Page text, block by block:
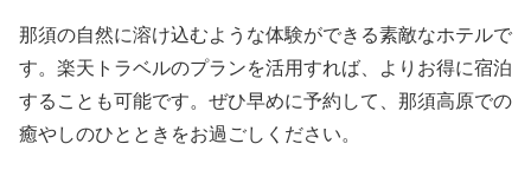
那須の自然に溶け込むような体験ができる素敵なホテルで
す。楽天トラベルのプランを活用すれば、よりお得に宿泊
することも可能です。ぜひ早めに予約して、那須高原での
癒やしのひとときをお過ごしください。